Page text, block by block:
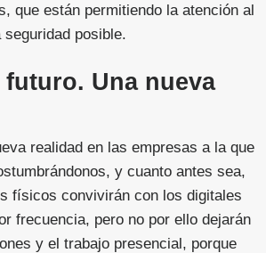
que están permitiendo la atención al
posible.
futuro. Una nueva
realidad en las empresas a la que
y cuanto antes sea,
físicos convivirán con los digitales
frecuencia, pero no por ello dejarán
y el trabajo presencial, porque